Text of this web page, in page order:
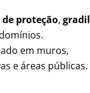
de proteção, gradil
em muros,
e áreas públicas.